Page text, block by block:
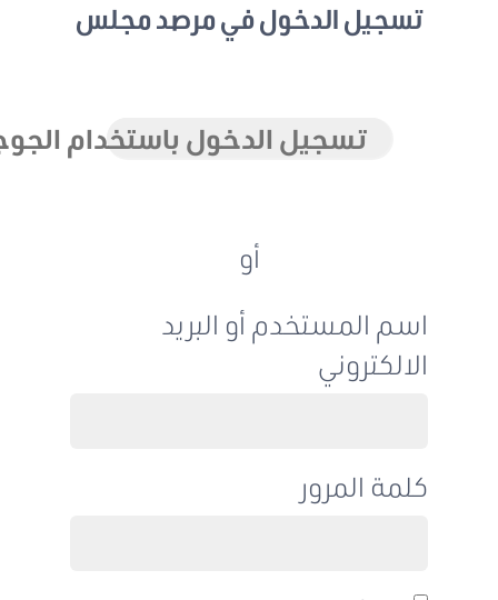
تسجيل الدخول في مرصد مجلس
تسجيل الدخول باستخدام الجوجل
اسم المستخدم أو البريد
الالكتروني
كلمة المرور